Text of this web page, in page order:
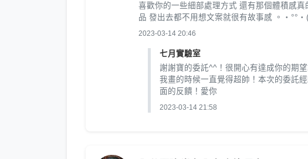
喜歡你的一些細部處理方式 還有那個體積感
品 發出去都不用想文案就很有故事感 。・°°
2023-03-14 20:46
七月實驗室
謝謝寶的委託^^！很開心有達成你的期
我畫的時候一直覺得超帥！本次的委託
面的反饋！愛你
2023-03-14 21:58